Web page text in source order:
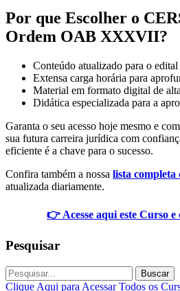
Por que Escolher o
Ordem OAB XXXVII?
Conteúdo atualizado para o
Extensa carga horária para
Material em formato digital de
Didática especializada para a
Garanta o seu acesso hoje mesmo e
sua futura carreira jurídica com
eficiente é a chave para o sucesso.
Confira também a nossa lista completa
atualizada diariamente.
👉 Acesse aqui este Curso
Pesquisar
Buscar
Clique Aqui para Acessar Todos os